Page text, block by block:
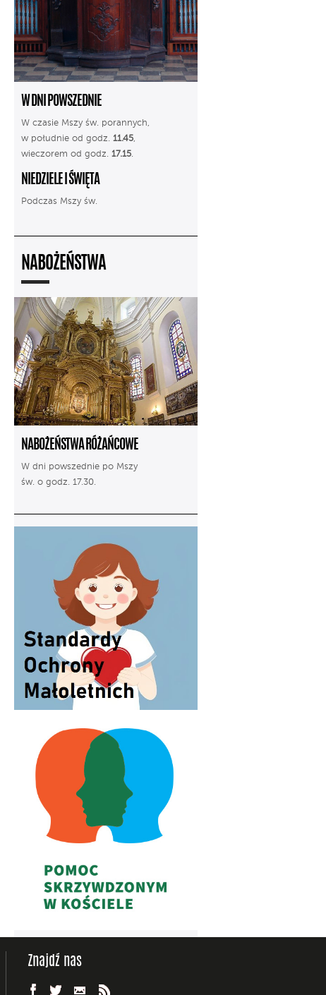
W DNI POWSZEDNIE
W czasie Mszy św. porannych,
w południe od godz. 11.45,
wieczorem od godz. 17.15.
NIEDZIELE I ŚWIĘTA
Podczas Mszy św.
NABOŻEŃSTWA
NABOŻEŃSTWA RÓŻAŃCOWE
W dni powszednie po Mszy
św. o godz. 17.30.
Znajdź nas